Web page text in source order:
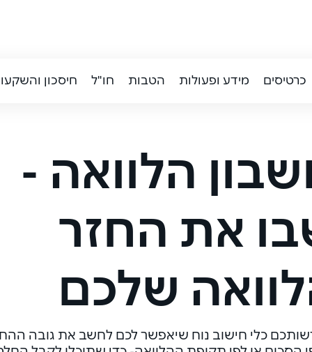
כרטיסים מידע ופעולות הטבות חו"ל חיסכון
הלוואה -
את החזר
שלכם
כלי חישוב נוח שיאפשר לכם לחשב את גובה